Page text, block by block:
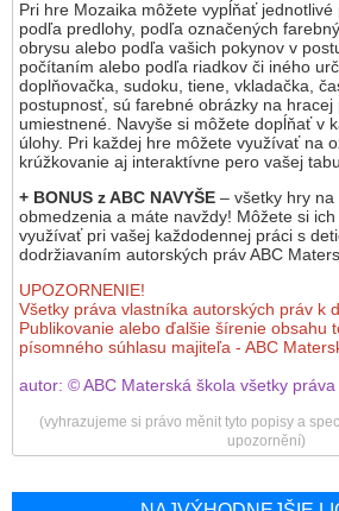
Pri hre Mozaika môžete vypĺňať jednotlivé
podľa predlohy, podľa označených
obrysu alebo podľa vašich pokynov v
počítaním alebo podľa riadkov či iného
doplňovačka, sudoku, tiene, vkladačka,
postupnosť, sú farebné obrázky na hracej
umiestnené. Navyše si môžete dopĺňať v
úlohy. Pri každej hre môžete využívať na
krúžkovanie aj interaktívne pero vašej
+ BONUS z ABC NAVYŠE – všetky hry
obmedzenia a máte navždy! Môžete si
využívať pri vašej každodennej práci s
dodržiavaním autorských práv ABC
UPOZORNENIE!
Všetky práva vlastníka autorských práv k
Publikovanie alebo ďalšie šírenie obsahu
písomného súhlasu majiteľa - ABC
autor: © ABC Materská škola všetky
(vyhrazujeme si právo měnit tyto popisy a
upozornění)